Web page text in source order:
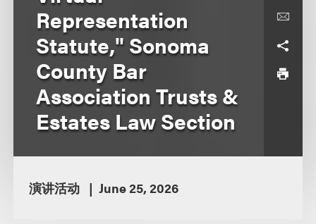
Representation
Statute," Sonoma
County Bar
Association Trusts &
Estates Law Section
演讲活动 June 25, 2026